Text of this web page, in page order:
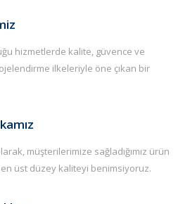
hizmetlerde kalite, güvence ve
ilkeleriyle öne çıkan bir
müşterilerimize sağladığımız ürün
üst düzey kaliteyi benimsiyoruz.